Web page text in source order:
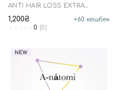
ANTI HAIR LOSS EXTRA
1,200₴ +60 кешбек
0 (0)